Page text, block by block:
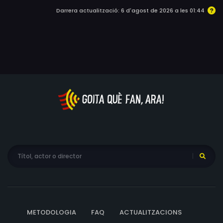
Darrera actualització: 6 d'agost de 2026 a les 01:44
METODOLOGIA FAQ
ACTUALITZACIONS